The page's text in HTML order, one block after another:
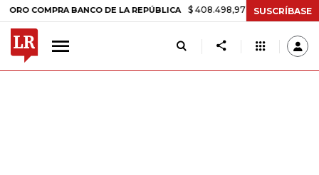
BANCO DE LA REPÚBLICA $ 408.498,97 +$ 8.753,81 +2,19%
SUSCRÍBASE